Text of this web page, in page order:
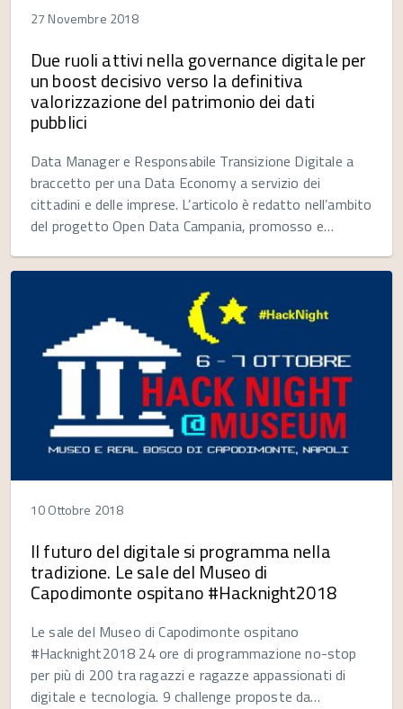
27 Novembre 2018
Due ruoli attivi nella governance digitale per
un boost decisivo verso la definitiva
valorizzazione del patrimonio dei dati
pubblici
Data Manager e Responsabile Transizione Digitale a
braccetto per una Data Economy a servizio dei
cittadini e delle imprese. L’articolo è redatto nell’ambito
del progetto Open Data Campania, promosso e…
10 Ottobre 2018
Il futuro del digitale si programma nella
tradizione. Le sale del Museo di
Capodimonte ospitano #Hacknight2018
Le sale del Museo di Capodimonte ospitano
#Hacknight2018 24 ore di programmazione no-stop
per più di 200 tra ragazzi e ragazze appassionati di
digitale e tecnologia. 9 challenge proposte da…